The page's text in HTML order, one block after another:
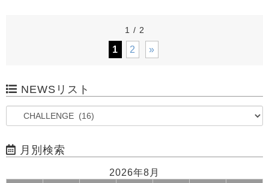
1 / 2
1 2 »
NEWSリスト
月別検索
2026年8月